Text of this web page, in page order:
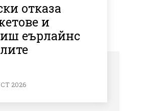
отказа
и
еърлайнс
2026